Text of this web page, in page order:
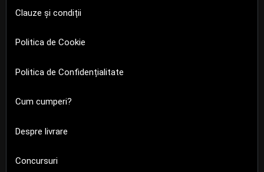
Clauze și condiții
Politica de Cookie
Politica de Confidențialitate
Cum cumperi?
Despre livrare
Concursuri